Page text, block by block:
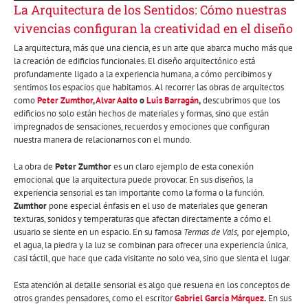
La Arquitectura de los Sentidos: Cómo nuestras
vivencias configuran la creatividad en el diseño
La arquitectura, más que una ciencia, es un arte que abarca mucho más que
la creación de edificios funcionales. El diseño arquitectónico está
profundamente ligado a la experiencia humana, a cómo percibimos y
sentimos los espacios que habitamos. Al recorrer las obras de arquitectos
comoPeter Zumthor,Alvar AaltooLuis Barragán,descubrimos que los
edificios no solo están hechos de materiales y formas, sino que están
impregnados de sensaciones, recuerdos y emociones que configuran
nuestra manera de relacionarnos con el mundo.
La obra de Peter Zumthores un claro ejemplo de esta conexión
emocional que la arquitectura puede provocar. En sus diseños, la
experiencia sensorial es tan importante como la forma o la función.
Zumthor pone especial énfasis en el uso de materiales que generan
texturas, sonidos y temperaturas que afectan directamente a cómo el
usuario se siente en un espacio. En su famosa Termas de Vals, por ejemplo,
el agua, la piedra y la luz se combinan para ofrecer una experiencia única,
casi táctil, que hace que cada visitante no solo vea, sino que sienta el lugar.
Esta atención al detalle sensorial es algo que resuena en los conceptos de
otros grandes pensadores, como el escritorGabriel García Márquez. En sus